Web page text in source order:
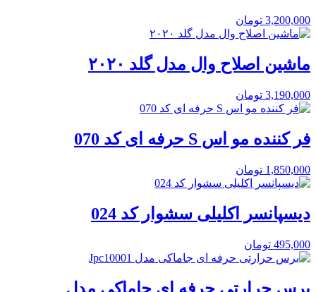
3,200,000 تومان
ماشین اصلاح وال مدل گلد ۲۰۲۰
3,190,000 تومان
فر کننده مو اس S حرفه ای کد 070
1,850,000 تومان
دیسپانسر اکلیلی سشوار کد 024
495,000 تومان
برس حرارتی حرفه ای جاماکی مدل